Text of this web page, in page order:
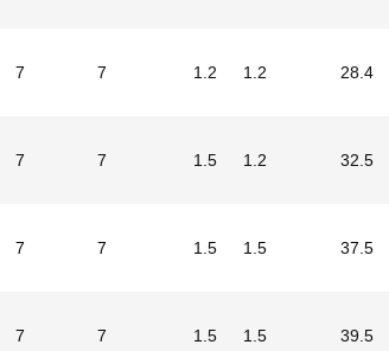
7 7 1.2 1.2 28.4
7 7 1.5 1.2 32.5
7 7 1.5 1.5 37.5
7 7 1.5 1.5 39.5